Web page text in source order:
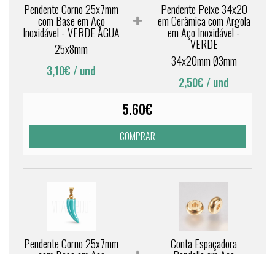
Pendente Corno 25x7mm
com Base em Aço
Inoxidável - VERDE ÁGUA
25x8mm
3,10€ / und
Pendente Peixe 34x20
em Cerâmica com Argola
em Aço Inoxidável -
VERDE
34x20mm Ø3mm
2,50€ / und
5.60€
COMPRAR
Pendente Corno 25x7mm Conta Espaçadora